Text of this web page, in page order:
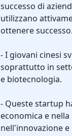
successo di
utilizzano
ottenere successo.
- I giovani cinesi
soprattutto in
e biotecnologia.
- Queste startup
economica e
nell'innovazione